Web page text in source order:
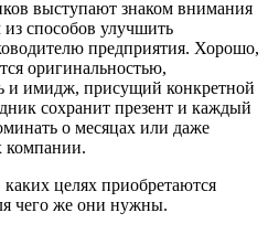
выступают знаком внимания
способов улучшить
предприятия. Хорошо,
оригинальностью,
и имидж, присущий конкретной
сохранит презент и каждый
о месяцах или даже
компании.
целях приобретаются
чего же они нужны.